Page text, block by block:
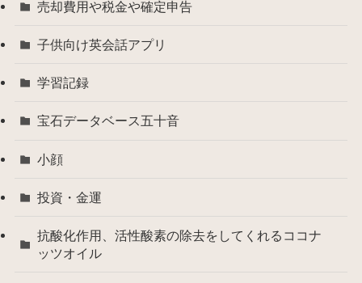
売却費用や税金や確定申告
子供向け英会話アプリ
学習記録
宝石データベース五十音
小顔
投資・金運
抗酸化作用、活性酸素の除去をしてくれるココナ
ッツオイル